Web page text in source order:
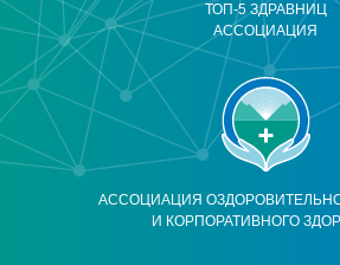
АССОЦИАЦИЯ
И КОРПОРАТИВНОГО
ТОП-5 ЗДРАВНИЦ
АССОЦИАЦИЯ